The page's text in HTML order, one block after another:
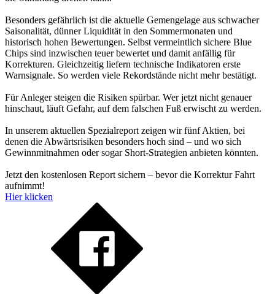
Besonders gefährlich ist die aktuelle Gemengelage aus schwacher
Saisonalität, dünner Liquidität in den Sommermonaten und
historisch hohen Bewertungen. Selbst vermeintlich sichere Blue
Chips sind inzwischen teuer bewertet und damit anfällig für
Korrekturen. Gleichzeitig liefern technische Indikatoren erste
Warnsignale. So werden viele Rekordstände nicht mehr bestätigt.
Für Anleger steigen die Risiken spürbar. Wer jetzt nicht genauer
hinschaut, läuft Gefahr, auf dem falschen Fuß erwischt zu werden.
In unserem aktuellen Spezialreport zeigen wir fünf Aktien, bei
denen die Abwärtsrisiken besonders hoch sind – und wo sich
Gewinnmitnahmen oder sogar Short-Strategien anbieten könnten.
Jetzt den kostenlosen Report sichern – bevor die Korrektur Fahrt
aufnimmt!
Hier klicken